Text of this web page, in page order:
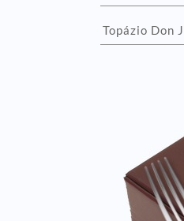
Topázio Don